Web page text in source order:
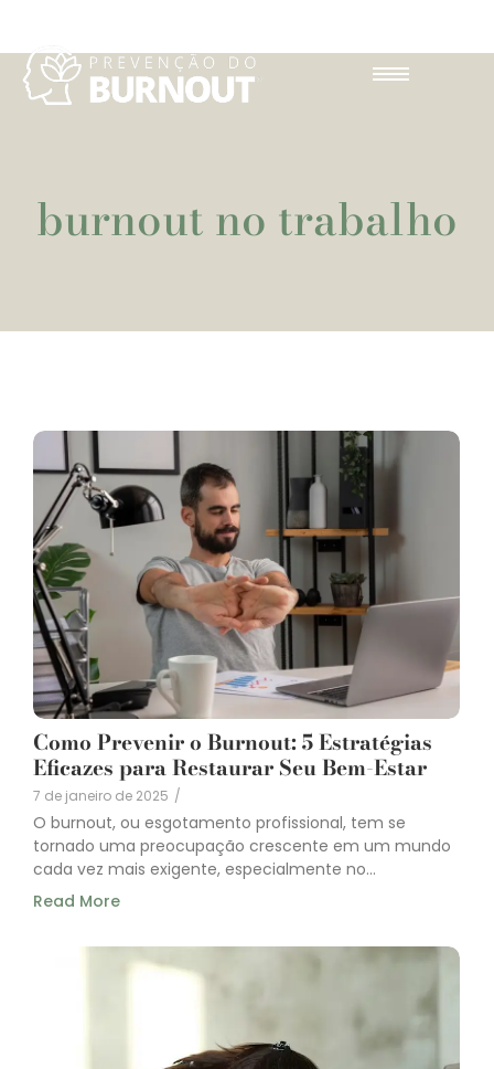
burnout no trabalho
Como Prevenir o Burnout: 5 Estratégias
Eficazes para Restaurar Seu Bem-Estar
7 de janeiro de 2025 /
O burnout, ou esgotamento profissional, tem se
tornado uma preocupação crescente em um mundo
cada vez mais exigente, especialmente no...
Read More